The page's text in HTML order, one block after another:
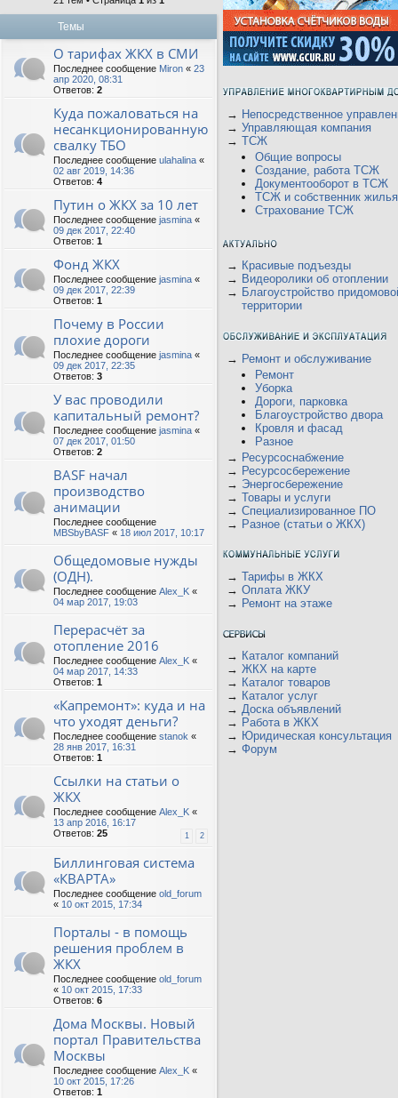
Темы
О тарифах ЖКХ в СМИ
Последнее сообщение Miron « 23
апр 2020, 08:31
Ответов: 2
Куда пожаловаться на
несанкционированную
свалку ТБО
Последнее сообщение ulahalina «
02 авг 2019, 14:36
Ответов: 4
Путин о ЖКХ за 10 лет
Последнее сообщение jasmina «
09 дек 2017, 22:40
Ответов: 1
Фонд ЖКХ
Последнее сообщение jasmina «
09 дек 2017, 22:39
Ответов: 1
Почему в России
плохие дороги
Последнее сообщение jasmina «
09 дек 2017, 22:35
Ответов: 3
У вас проводили
капитальный ремонт?
Последнее сообщение jasmina «
07 дек 2017, 01:50
Ответов: 2
BASF начал
производство
анимации
Последнее сообщение
MBSbyBASF « 18 июл 2017, 10:17
Общедомовые нужды
(ОДН).
Последнее сообщение Alex_K «
04 мар 2017, 19:03
Перерасчёт за
отопление 2016
Последнее сообщение Alex_K «
04 мар 2017, 14:33
Ответов: 1
«Капремонт»: куда и на
что уходят деньги?
Последнее сообщение stanok «
28 янв 2017, 16:31
Ответов: 1
Ссылки на статьи о
ЖКХ
Последнее сообщение Alex_K «
13 апр 2016, 16:17
Ответов: 25 1 2
Биллинговая система
«КВАРТА»
Последнее сообщение old_forum
« 10 окт 2015, 17:34
Порталы - в помощь
решения проблем в
ЖКХ
Последнее сообщение old_forum
« 10 окт 2015, 17:33
Ответов: 6
Дома Москвы. Новый
портал Правительства
Москвы
Последнее сообщение Alex_K «
10 окт 2015, 17:26
Ответов: 1
→ Непосредственное
→ Управляющая компания
→ ТСЖ
Общие вопросы
Создание, работа ТСЖ
Документооборот в ТСЖ
ТСЖ и собственник жилья
Страхование ТСЖ
→ Красивые подъезды
→ Видеоролики об отоплении
→ Благоустройство
территории
→ Ремонт и обслуживание
Ремонт
Уборка
Дороги, парковка
Благоустройство двора
Кровля и фасад
Разное
→ Ресурсоснабжение
→ Ресурсосбережение
→ Энергосбережение
→ Товары и услуги
→ Специализированное ПО
→ Разное (статьи о ЖКХ)
→ Тарифы в ЖКХ
→ Оплата ЖКУ
→ Ремонт на этаже
→ Каталог компаний
→ ЖКХ на карте
→ Каталог товаров
→ Каталог услуг
→ Доска объявлений
→ Работа в ЖКХ
→ Юридическая консультация
→ Форум